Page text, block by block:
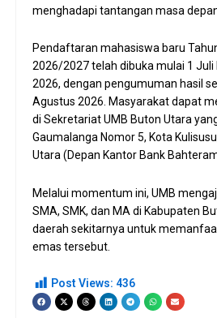
menghadapi tantangan masa
Pendaftaran mahasiswa baru
2026/2027 telah dibuka mulai 1 Juli
2026, dengan pengumuman hasil
Agustus 2026. Masyarakat dapat
di Sekretariat UMB Buton Utara
Gaumalanga Nomor 5, Kota
Utara (Depan Kantor Bank
Melalui momentum ini, UMB
SMA, SMK, dan MA di Kabupaten
daerah sekitarnya untuk
emas tersebut.
Post Views: 436